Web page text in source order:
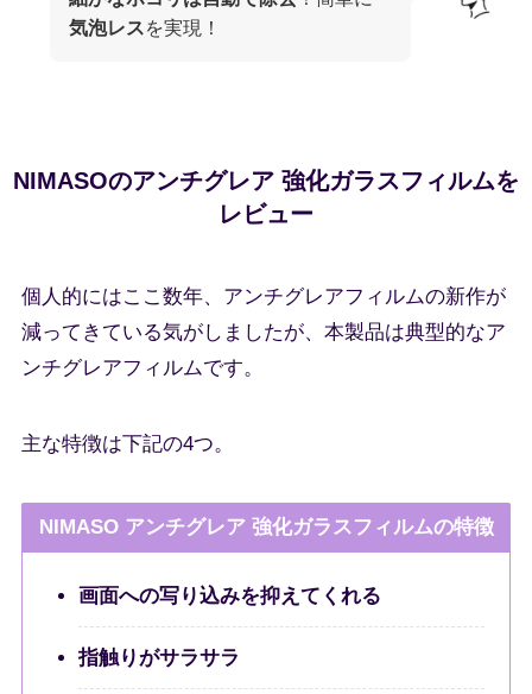
気泡レスを実現！
NIMASOのアンチグレア 強化ガラスフィルムを
レビュー
個人的にはここ数年、アンチグレアフィルムの新作が
減ってきている気がしましたが、本製品は典型的なア
ンチグレアフィルムです。
主な特徴は下記の4つ。
NIMASO アンチグレア 強化ガラスフィルムの特徴
画面への写り込みを抑えてくれる
指触りがサラサラ